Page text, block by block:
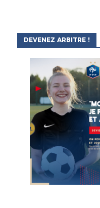
DEVENEZ ARBITRE !